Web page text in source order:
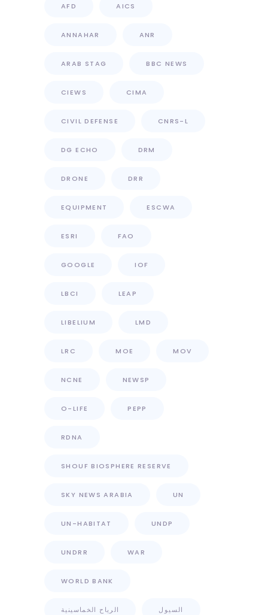
AFD AICS
ANNAHAR ANR
ARAB STAG BBC NEWS
CIEWS CIMA
CIVIL DEFENSE CNRS-L
DG ECHO DRM
DRONE DRR
EQUIPMENT ESCWA
ESRI FAO
GOOGLE IOF
LBCI LEAP
LIBELIUM LMD
LRC MOE MOV
NCNE NEWSP
O-LIFE PEPP
RDNA
SHOUF BIOSPHERE RESERVE
SKY NEWS ARABIA UN
UN-HABITAT UNDP
UNDRR WAR
WORLD BANK
الرياح الخماسينية السيول